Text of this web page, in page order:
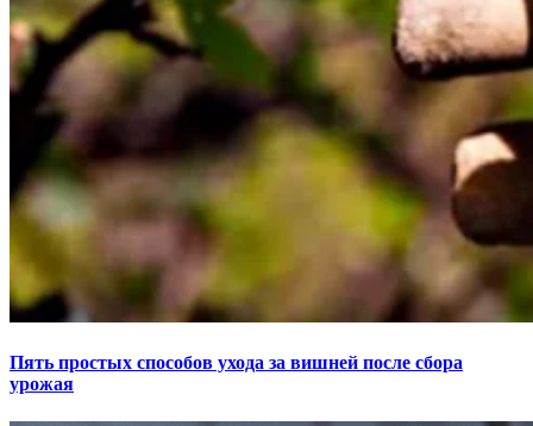
Пять простых способов ухода за вишней после сбора
урожая